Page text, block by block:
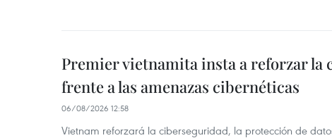
Premier vietnamita insta a reforzar la
frente a las amenazas cibernéticas
06/08/2026 12:58
Vietnam reforzará la ciberseguridad, la protección de